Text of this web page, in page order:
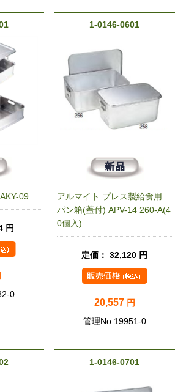
09
円
0
1-0146-0601
アルマイト プレス製給食用
パン箱(蓋付) APV-14 260-A(4
0個入)
定価： 32,120 円
20,557 円
管理No.19951-0
1-0146-0701